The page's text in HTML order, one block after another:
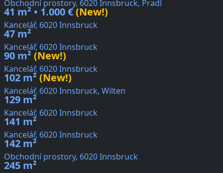
Obchodní prostory, 6020 Innsbruck, Pradl
41 m² • 1.000 €(New!)
Kancelář, 6020 Innsbruck
47 m²
Kancelář, 6020 Innsbruck
90 m² (New!)
Kancelář, 6020 Innsbruck
102 m² (New!)
Kancelář, 6020 Innsbruck, Wilten
129 m²
Kancelář, 6020 Innsbruck
141 m²
Kancelář, 6020 Innsbruck
142 m²
Obchodní prostory, 6020 Innsbruck
245 m²